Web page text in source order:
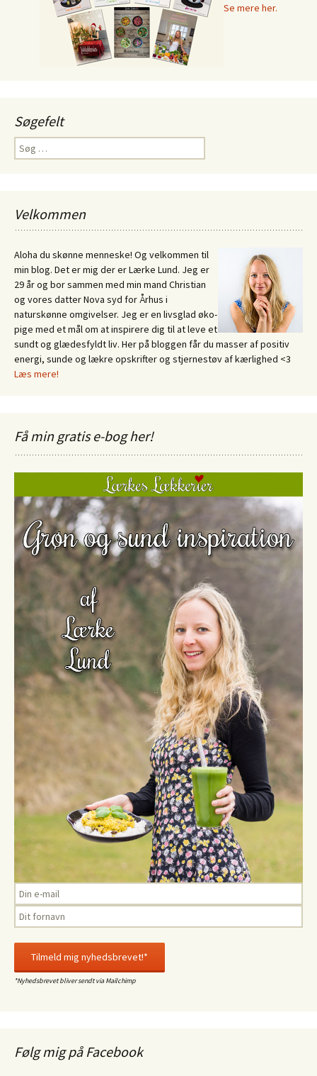
Se mere her.
Søgefelt
Søg
efter:
Velkommen
Aloha du skønne menneske! Og velkommen til
min blog. Det er mig der er Lærke Lund. Jeg er
29 år og bor sammen med min mand Christian
og vores datter Nova syd for Århus i
naturskønne omgivelser. Jeg er en livsglad øko-
pige med et mål om at inspirere dig til at leve et
sundt og glædesfyldt liv. Her på bloggen får du masser af positiv
energi, sunde og lækre opskrifter og stjernestøv af kærlighed <3
Læs mere!
Få min gratis e-bog her!
*Nyhedsbrevet bliver sendt via Mailchimp
Følg mig på Facebook